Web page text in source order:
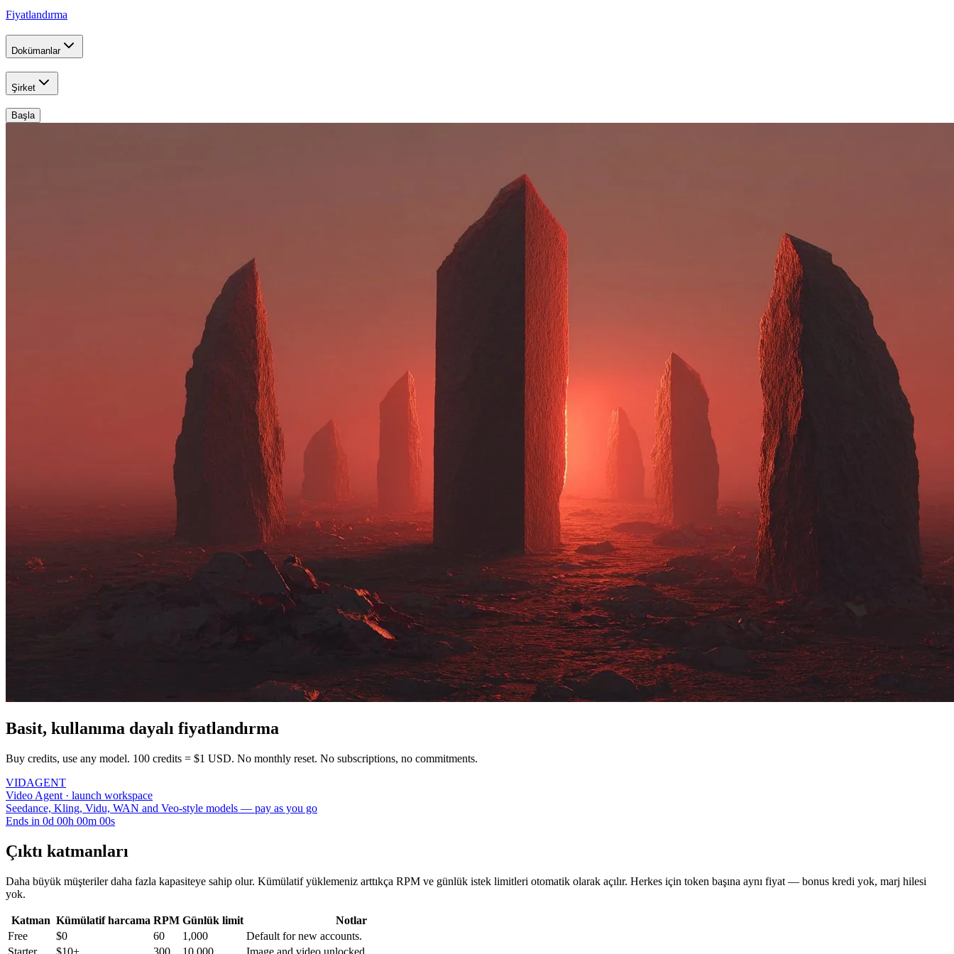
Fiyatlandırma
Dokümanlar
Şirket
Başla
Basit, kullanıma dayalı fiyatlandırma
Buy credits, use any model. 100 credits = $1 USD. No monthly reset. No subscriptions, no commitments.
VIDAGENT
Video Agent · launch workspace
Seedance, Kling, Vidu, WAN and Veo-style models — pay as you go
Ends in 0d 00h 00m 00s
Çıktı katmanları
Daha büyük müşteriler daha fazla kapasiteye sahip olur. Kümülatif yüklemeniz arttıkça RPM ve günlük istek limitleri otomatik olarak açılır. Herkes için token başına aynı fiyat — bonus kredi yok, marj hilesi
yok.
Katman Kümülatif harcama RPM Günlük limit
Notlar
Free
$0 60 1,000
Default for new accounts.
Starter
$10+ 300 10,000 Image and video unlocked.